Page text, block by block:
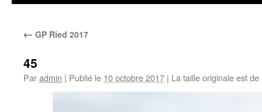
← GP Ried 2017
45
Paradmin | Publié le 10 octobre 2017 | La taille originale est de